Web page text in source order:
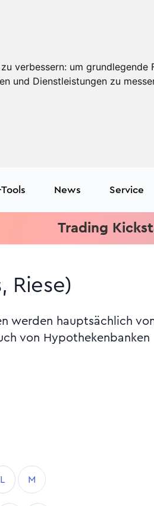
verbessern: um grundlegende
und Dienstleistungen zu
News Service
Trading
Riese)
werden hauptsächlich
von Hypothekenbanken
L M